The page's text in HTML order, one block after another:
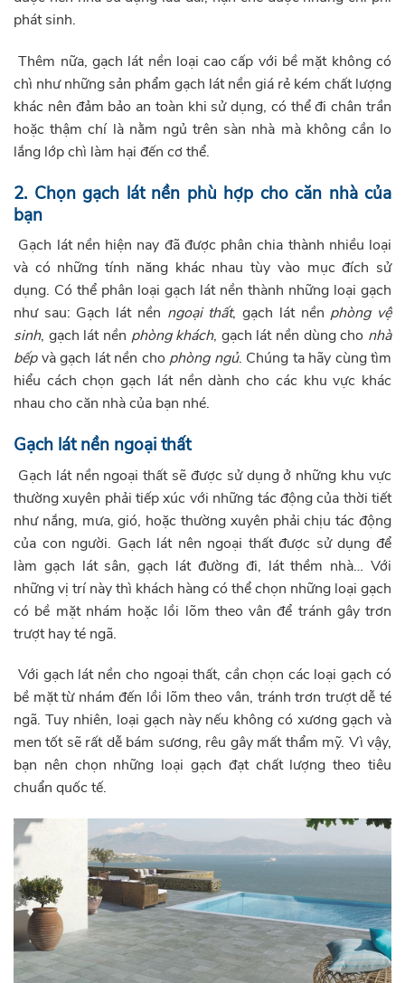
phát sinh.
Thêm nữa, gạch lát nền loại cao cấp với bề mặt không có
chì như những sản phẩm gạch lát nền giá rẻ kém chất lượng
khác nên đảm bảo an toàn khi sử dụng, có thể đi chân trần
hoặc thậm chí là nằm ngủ trên sàn nhà mà không cần lo
lắng lớp chì làm hại đến cơ thể.
2. Chọn gạch lát nền phù hợp cho căn nhà của
bạn
Gạch lát nền hiện nay đã được phân chia thành nhiều loại
và có những tính năng khác nhau tùy vào mục đích sử
dụng. Có thể phân loại gạch lát nền thành những loại gạch
như sau: Gạch lát nền ngoại thất, gạch lát nền phòng vệ
sinh, gạch lát nền phòng khách, gạch lát nền dùng cho nhà
bếpvà gạch lát nền cho phòng ngủ. Chúng ta hãy cùng tìm
hiểu cách chọn gạch lát nền dành cho các khu vực khác
nhau cho căn nhà của bạn nhé.
Gạch lát nền ngoại thất
Gạch lát nền ngoại thất sẽ được sử dụng ở những khu vực
thường xuyên phải tiếp xúc với những tác động của thời tiết
như nắng, mưa, gió, hoặc thường xuyên phải chịu tác động
của con người. Gạch lát nên ngoại thất được sử dụng để
làm gạch lát sân, gạch lát đường đi, lát thềm nhà… Với
những vị trí này thì khách hàng có thể chọn những loại gạch
có bề mặt nhám hoặc lồi lõm theo vân để tránh gây trơn
trượt hay té ngã.
Với gạch lát nền cho ngoại thất, cần chọn các loại gạch có
bề mặt từ nhám đến lồi lõm theo vân, tránh trơn trượt dễ té
ngã. Tuy nhiên, loại gạch này nếu không có xương gạch và
men tốt sẽ rất dễ bám sương, rêu gây mất thẩm mỹ. Vì vậy,
bạn nên chọn những loại gạch đạt chất lượng theo tiêu
chuẩn quốc tế.